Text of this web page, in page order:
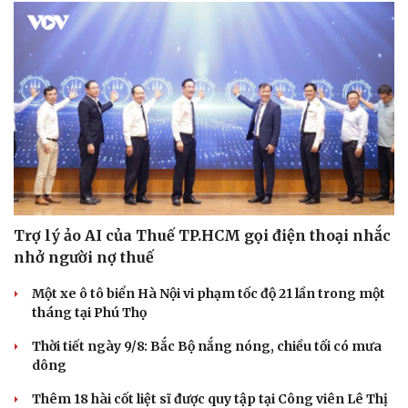
Trợ lý ảo AI của Thuế TP.HCM gọi điện thoại nhắc
nhở người nợ thuế
Một xe ô tô biển Hà Nội vi phạm tốc độ 21 lần trong một
tháng tại Phú Thọ
Thời tiết ngày 9/8: Bắc Bộ nắng nóng, chiều tối có mưa
dông
Thêm 18 hài cốt liệt sĩ được quy tập tại Công viên Lê Thị